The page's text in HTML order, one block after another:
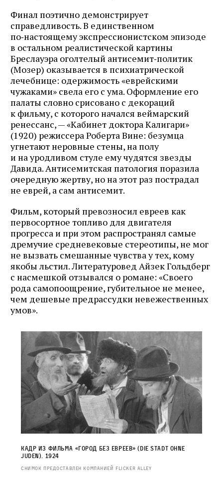
Финал поэтично демонстрирует
справедливость. В единственном
по‑настоящему экспрессионистском эпизоде
в остальном реалистической картины
Бреслауэра оголтелый антисемит‑политик
(Мозер) оказывается в психиатрической
лечебнице: одержимость «еврейскими
чужаками» свела его с ума. Оформление его
палаты словно срисовано с декораций
к фильму, с которого начался веймарский
ренессанс, — «Кабинет доктора Калигари»
(1920) режиссера Роберта Вине: безумца
угнетают неровные стены, на полу
и на уродливом стуле ему чудятся звезды
Давида. Антисемитская патология поразила
очередную жертву, но на этот раз пострадал
не еврей, а сам антисемит.
Фильм, который превозносил евреев как
первосортное топливо для двигателя
прогресса и при этом распространял самые
дремучие средневековые стереотипы, не мог
не вызвать смешанные чувства у тех, кому
якобы льстил. Литературовед Айзек Гольдберг
с насмешкой отзывался о романе: «Своего
рода самопоощрение, губительное не менее,
чем дешевые предрассудки невежественных
умов».
Кадр из фильма «Город без евреев» (Die Stadt ohne
Juden). 1924
Снимок предоставлен компанией Flicker Alley